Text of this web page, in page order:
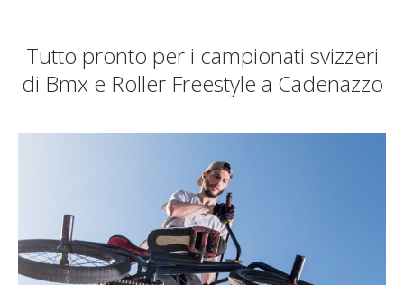
Tutto pronto per i campionati svizzeri
di Bmx e Roller Freestyle a Cadenazzo